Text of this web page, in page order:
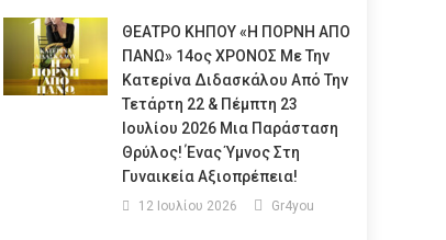
ΘΕΑΤΡΟ ΚΗΠΟΥ «Η ΠΟΡΝΗ ΑΠΟ
ΠΑΝΩ» 14ος ΧΡΟΝΟΣ Με Την
Κατερίνα Διδασκάλου Από Την
Τετάρτη 22 & Πέμπτη 23
Ιουλίου 2026 Μια Παράσταση
Θρύλος! Ένας Ύμνος Στη
Γυναικεία Αξιοπρέπεια!
12 Ιουλίου 2026 Gr4you